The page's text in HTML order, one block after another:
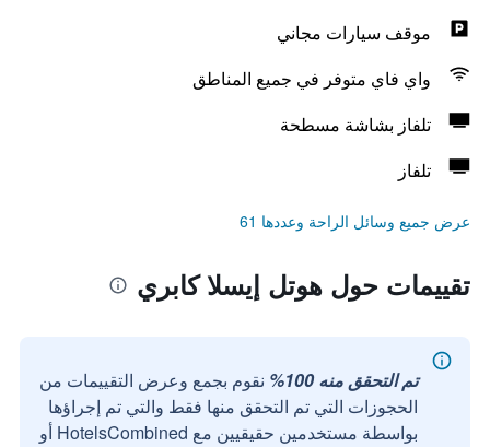
موقف سيارات مجاني
واي فاي متوفر في جميع المناطق
تلفاز بشاشة مسطحة
تلفاز
عرض جميع وسائل الراحة وعددها 61
تقييمات حول هوتل إيسلا كابري
تم التحقق منه 100%
نقوم بجمع وعرض التقييمات من
الحجوزات التي تم التحقق منها فقط والتي تم إجراؤها
بواسطة مستخدمين حقيقيين مع HotelsCombined أو